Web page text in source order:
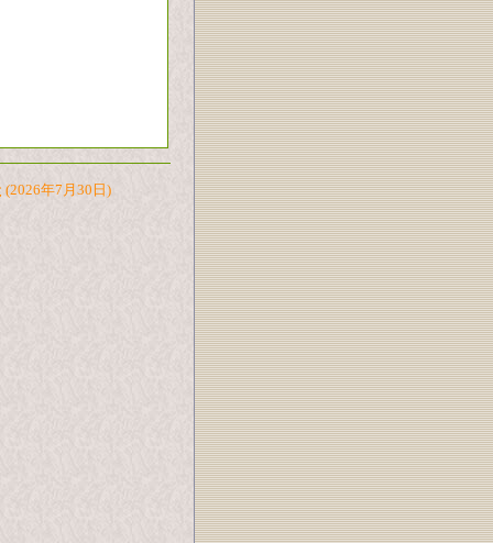
(2026年7月30日)